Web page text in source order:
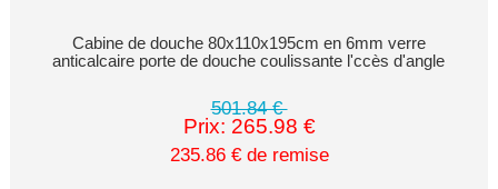
Cabine de douche 80x110x195cm en 6mm verre
anticalcaire porte de douche coulissante l'ccès d'angle
501.84 €
Prix: 265.98 €
235.86 € de remise